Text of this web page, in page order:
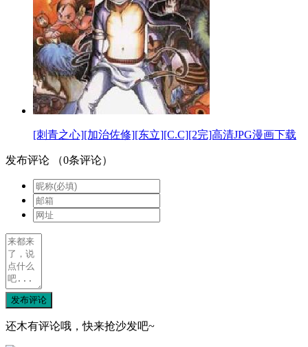
[刺青之心][加治佐修][东立][C.C][2完]高清JPG漫画下载
发布评论 （0条评论）
发布评论
还木有评论哦，快来抢沙发吧~